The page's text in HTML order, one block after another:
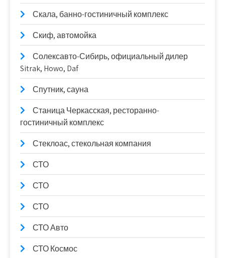
Скала, банно-гостиничный комплекс
Скиф, автомойка
Солексавто-Сибирь, официальный дилер
Sitrak, Howo, Daf
Спутник, сауна
Станица Черкасская, ресторанно-
гостиничный комплекс
Стеклоас, стекольная компания
СТО
СТО
СТО
СТО Авто
СТО Космос